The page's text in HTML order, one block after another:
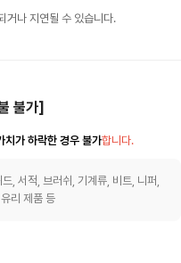
거나 지연될 수 있습니다.
불가]
치가 하락한 경우 불가합니다.
, 서적, 브러쉬, 기계류, 비트, 니퍼,
리 제품 등